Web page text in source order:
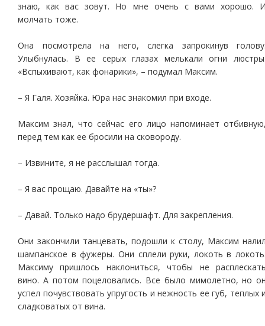
знаю, как вас зовут. Но мне очень с вами хорошо.
молчать тоже.
Она посмотрела на него, слегка запрокинув
Улыбнулась. В ее серых глазах мелькали огни
«Вспыхивают, как фонарики», – подумал Максим.
– Я Галя. Хозяйка. Юра нас знакомил при входе.
Максим знал, что сейчас его лицо напоминает
перед тем как ее бросили на сковороду.
– Извините, я не расслышал тогда.
– Я вас прощаю. Давайте на «ты»?
– Давай. Только надо брудершафт. Для закрепления.
Они закончили танцевать, подошли к столу, Максим
шампанское в фужеры. Они сплели руки, локоть в
Максиму пришлось наклониться, чтобы не
вино. А потом поцеловались. Все было мимолетно, но
успел почувствовать упругость и нежность ее губ, теплых
сладковатых от вина.